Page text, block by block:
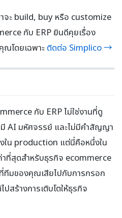
จะ build, buy หรือ customize
กับ ERP ยินดีคุยเรื่อง
ณโดยเฉพาะ ติดต่อ Simplico →
กับ ERP ไม่ใช่งานที่ดู
AI มหัศจรรย์ และไม่มีคำสัญญา
ใน production แต่นี่คือหนึ่งใน
ที่สุดสำหรับธุรกิจ ecommerce
ที่ทีมของคุณเสียไปกับการกรอก
สร้างการเติบโตให้ธุรกิจ